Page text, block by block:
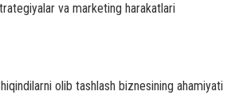
va marketing harakatlari
olib tashlash biznesining ahamiyati